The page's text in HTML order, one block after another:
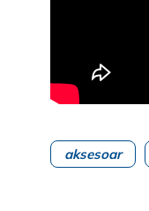
aksesoar